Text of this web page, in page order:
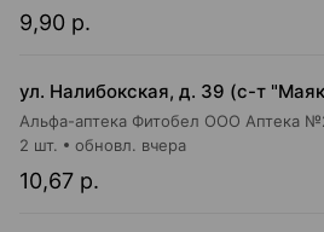
9,90 р.
ул. Налибокская, д. 39 (с-т
Альфа-аптека Фитобел ООО Аптека
10,67 р.
2 шт. обновл. вчера